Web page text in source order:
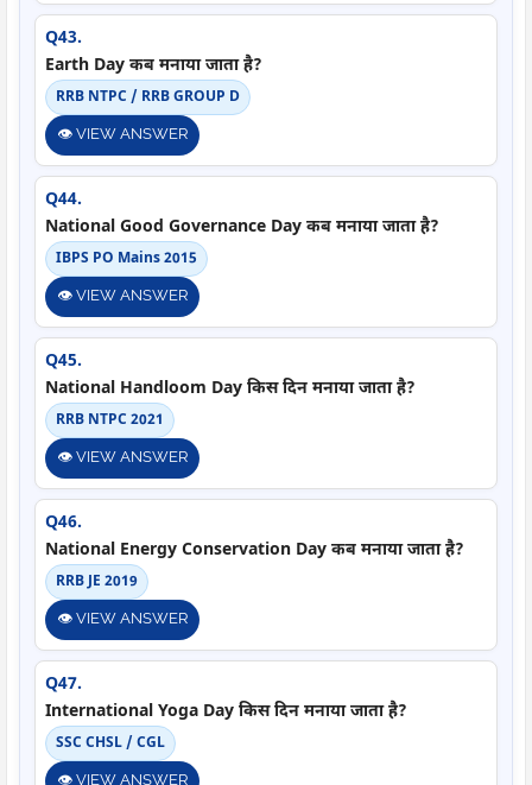
Q43.
Earth Day कब मनाया जाता है?
RRB NTPC / RRB GROUP D
👁️ VIEW ANSWER
Q44.
National Good Governance Day कब मनाया जाता है?
IBPS PO Mains 2015
👁️ VIEW ANSWER
Q45.
National Handloom Day किस दिन मनाया जाता है?
RRB NTPC 2021
👁️ VIEW ANSWER
Q46.
National Energy Conservation Day कब मनाया जाता है?
RRB JE 2019
👁️ VIEW ANSWER
Q47.
International Yoga Day किस दिन मनाया जाता है?
SSC CHSL / CGL
👁️ VIEW ANSWER